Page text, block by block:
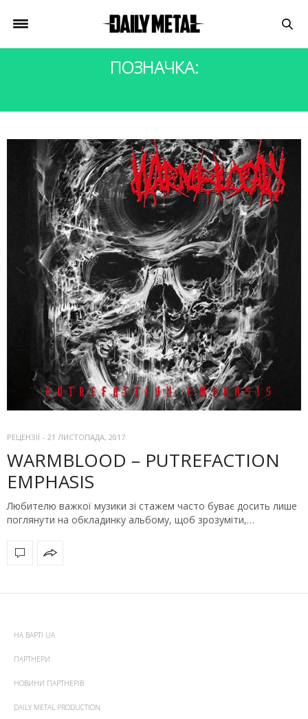
ПОЗНАЧКА:
РЕЦЕНЗІЇ - 21 ЛИСТОПАДА, 2017
WARMBLOOD – PUTREFACTION
EMPHASIS
Любителю важкої музики зі стажем часто буває досить лише
поглянути на обкладинку альбому, щоб зрозуміти,…
НА ВАРТІ UA
ПАРТНЕРИ
НОВИНИ ПАРТНЕРІВ
DAILY METAL PRODUCTION